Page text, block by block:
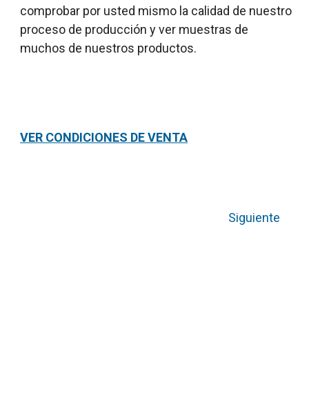
comprobar por usted mismo la calidad de nuestro
proceso de producción y ver muestras de
muchos de nuestros productos.
VER CONDICIONES DE VENTA
Siguiente